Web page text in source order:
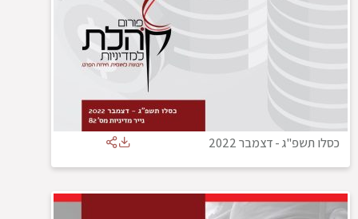
כסלו תשפ"ג-דצמבר 2022